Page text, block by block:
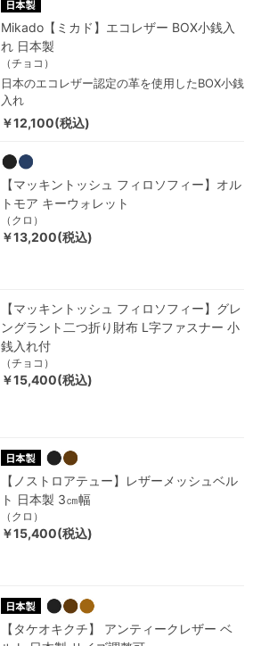
Mikado【ミカド】エコレザー BOX小銭入
れ 日本製
（チョコ）
日本のエコレザー認定の革を使用したBOX小銭
入れ
￥12,100(税込)
【マッキントッシュ フィロソフィー】オル
トモア キーウォレット
（クロ）
￥13,200(税込)
【マッキントッシュ フィロソフィー】グレ
ングラント二つ折り財布 L字ファスナー 小
銭入れ付
（チョコ）
￥15,400(税込)
【ノストロアテュー】レザーメッシュベル
ト 日本製 3㎝幅
（クロ）
￥15,400(税込)
【タケオキクチ】 アンティークレザー ベ